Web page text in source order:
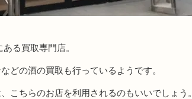
る買取専門店。
どの酒の買取も行っているようです。
こちらのお店を利用されるのもいいでしょう。